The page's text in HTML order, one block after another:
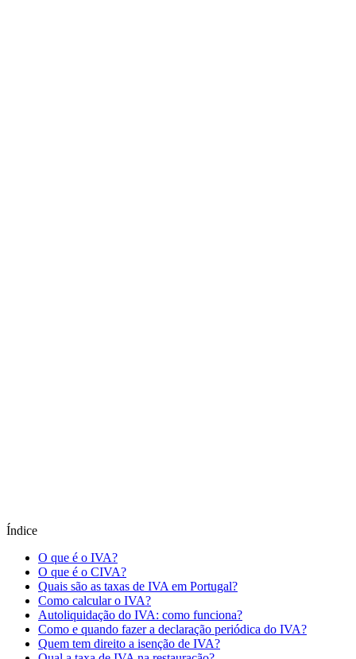
Índice
O que é o IVA?
O que é o CIVA?
Quais são as taxas de IVA em Portugal?
Como calcular o IVA?
Autoliquidação do IVA: como funciona?
Como e quando fazer a declaração periódica do IVA?
Quem tem direito a isenção de IVA?